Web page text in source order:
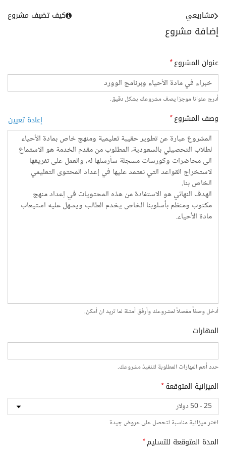
إضافة مشروع
مشاريعي كيف تضيف مشروع
عنوان المشروع*
أدرج عنوانا موجزا يصف مشروعك بشكل دقيق.
وصف المشروع* إعادة تعيين
أدخل وصفاً مفصلاً لمشروعك وأرفق أمثلة لما تريد ان أمكن.
المهارات
حدد أهم المهارات المطلوبة لتنفيذ مشروعك.
الميزانية المتوقعة*
اختر ميزانية مناسبة لتحصل على عروض جيدة
المدة المتوقعة للتسليم*